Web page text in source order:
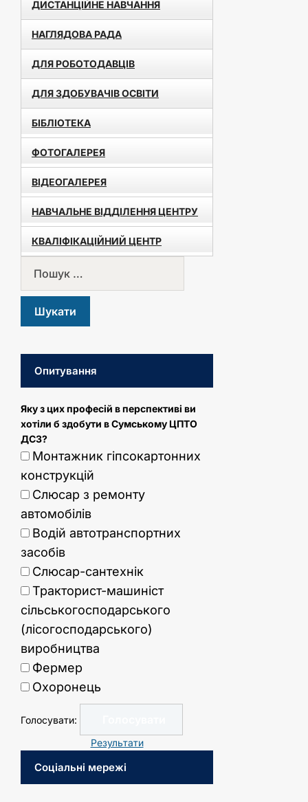
ДИСТАНЦІЙНЕ НАВЧАННЯ
НАГЛЯДОВА РАДА
ДЛЯ РОБОТОДАВЦІВ
ДЛЯ ЗДОБУВАЧІВ ОСВІТИ
БІБЛІОТЕКА
ФОТОГАЛЕРЕЯ
ВІДЕОГАЛЕРЕЯ
НАВЧАЛЬНЕ ВІДДІЛЕННЯ ЦЕНТРУ
КВАЛІФІКАЦІЙНИЙ ЦЕНТР
Опитування
Яку з цих професій в перспективі ви
хотіли б здобути в Сумському ЦПТО
ДСЗ?
Монтажник гіпсокартонних
конструкцій
Слюсар з ремонту
автомобілів
Водій автотранспортних
засобів
Слюсар-сантехнік
Тракторист-машиніст
сільськогосподарського
(лісогосподарського)
виробництва
Фермер
Охоронець
Голосувати:
Результати
Соціальні мережі